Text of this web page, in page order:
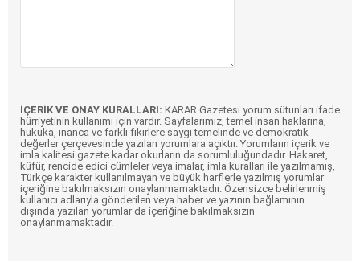
İÇERİK VE ONAY KURALLARI: KARAR Gazetesi yorum sütunları ifade
hürriyetinin kullanımı için vardır. Sayfalarımız, temel insan haklarına,
hukuka, inanca ve farklı fikirlere saygı temelinde ve demokratik
değerler çerçevesinde yazılan yorumlara açıktır. Yorumların içerik ve
imla kalitesi gazete kadar okurların da sorumluluğundadır. Hakaret,
küfür, rencide edici cümleler veya imalar, imla kuralları ile yazılmamış,
Türkçe karakter kullanılmayan ve büyük harflerle yazılmış yorumlar
içeriğine bakılmaksızın onaylanmamaktadır. Özensizce belirlenmiş
kullanıcı adlarıyla gönderilen veya haber ve yazının bağlamının
dışında yazılan yorumlar da içeriğine bakılmaksızın
onaylanmamaktadır.